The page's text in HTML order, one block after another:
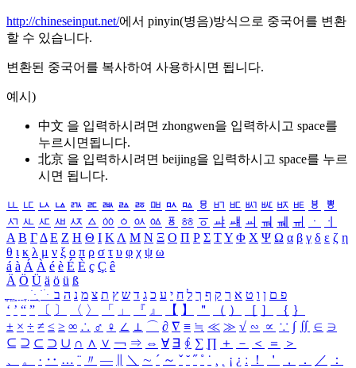
http://chineseinput.net/에서 pinyin(병음)방식으로 중국어를 변환
할 수 있습니다.
변환된 중국어를 복사하여 사용하시면 됩니다.
예시)
中文 을 입력하시려면 zhongwen을 입력하시고 space를
누르시면됩니다.
北京 을 입력하시려면 beijing을 입력하시고 space를 누르
시면 됩니다.
ㅥ ㅦ ㅧ ㅨ ㅩ ㅪ ㅫ ㅬ ㅭ ㅮ ㅯ ㅰ ㅱ ㅲ ㅳ ㅴ ㅵ ㅶ ㅷ ㅸ
ㅹ
ㅺ ㅻ ㅼ ㅽ ㅾ ㅿ ㆀ ㆁ ㆂ ㆃ ㆄ ㆅ ㆆ ㆇ ㆈ ㆉ ㆊ ㆋ ㆌ ㆍ
ㆎ
Α Β ΓΔ Ε Ζ Η Θ Ι ΚΛ Μ Ν Ξ Ο Π Ρ Σ ΤΥ Φ Χ Ψ Ω α β γ δ ε ζ η
θ ι κ λ μ ν ξ ο π ρ σ τ υ φ χ ψ ω
á à Á À é è É È ç Ç ê
Ä Ö Ü ä ö ü ß
ִֶֹ ֻּ ׁׂ פ ם ן ו ט א ר ק ף ך ל ח י ע כ ג ד ש ץ ת צ מ נ ה ב
‘ ’ “ ” 〔 〕 〈 〉 「 」 『 』 【 】 ＂ （ ） ［ ］ ｛ ｝
± × ÷ ≠ ≤ ≥ ∞ ∴ ♂ ♀ ∠ ⊥ ⌒ ∂ ∇ ≡ ≒ ≪ ≫ √ ∽ ∝ ∵ ∫ ∬ ∈ ∋
⊆ ⊇ ⊂ ⊃ ∪ ∩ ∧ ∨ ￢ ⇒ ⇔ ∀ ∃ ∮ ∑ ∏ ＋ － ＜ ＝
＞
、
。 · ‥ … ¨ 〃 ― ＼ ∼ ´ ～ ˇ ˘ ˝ ˚ ˙ ¸ ¡ ¿ ː ！ ＇ ， ． ／
：